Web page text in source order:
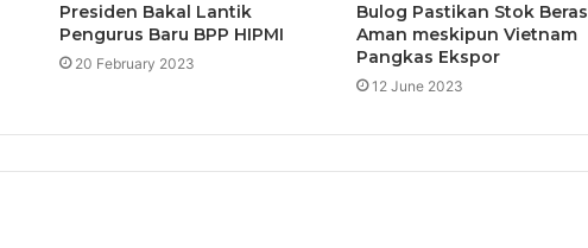
Presiden Bakal Lantik
Pengurus Baru BPP HIPMI
20 February 2023
Bulog Pastikan Stok Beras
Aman meskipun Vietnam
Pangkas Ekspor
12 June 2023